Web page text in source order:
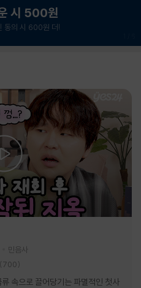
시 500원
동의 시 600원 더!
민음사
(700)
속으로 끌어당기는 파멸적인 첫사